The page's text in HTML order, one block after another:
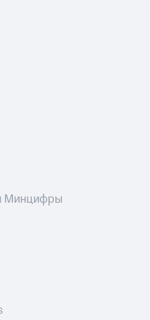
Минцифры